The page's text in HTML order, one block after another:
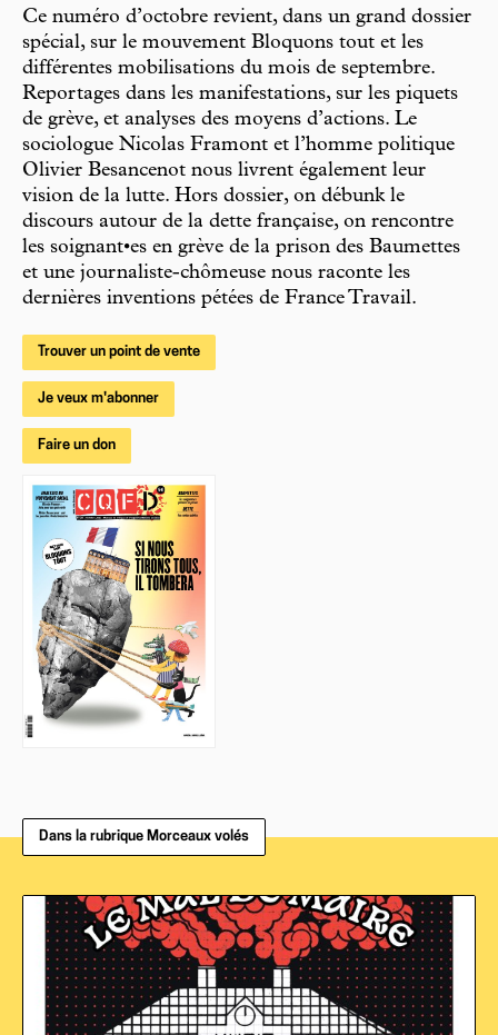
Ce numéro d’octobre revient, dans un grand dossier
spécial, sur le mouvement Bloquons tout et les
différentes mobilisations du mois de septembre.
Reportages dans les manifestations, sur les piquets
de grève, et analyses des moyens d’actions. Le
sociologue Nicolas Framont et l’homme politique
Olivier Besancenot nous livrent également leur
vision de la lutte. Hors dossier, on débunk le
discours autour de la dette française, on rencontre
les soignant•es en grève de la prison des Baumettes
et une journaliste-chômeuse nous raconte les
dernières inventions pétées de France Travail.
Trouver un point de vente
Je veux m'abonner
Faire un don
Dans la rubrique Morceaux volés